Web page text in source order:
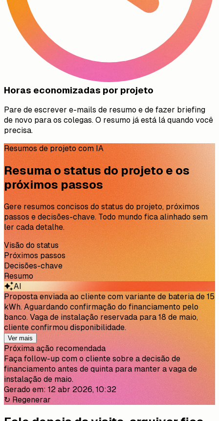
Horas economizadas por projeto
Pare de escrever e-mails de resumo e de fazer briefing
de novo para os colegas. O resumo já está lá quando você
precisa.
Resumos de projeto com IA
Resuma o status do projeto e os
próximos passos
Gere resumos concisos do status do projeto, próximos
passos e decisões-chave. Todo mundo fica alinhado sem
ler cada detalhe.
Visão do status
Próximos passos
Decisões-chave
Resumo
AI
Proposta enviada ao cliente com variante de bateria de 15
kWh. Aguardando confirmação do financiamento pelo
banco. Vaga de instalação reservada para 18 de maio,
cliente confirmou disponibilidade.
Ver mais
Próxima ação recomendada